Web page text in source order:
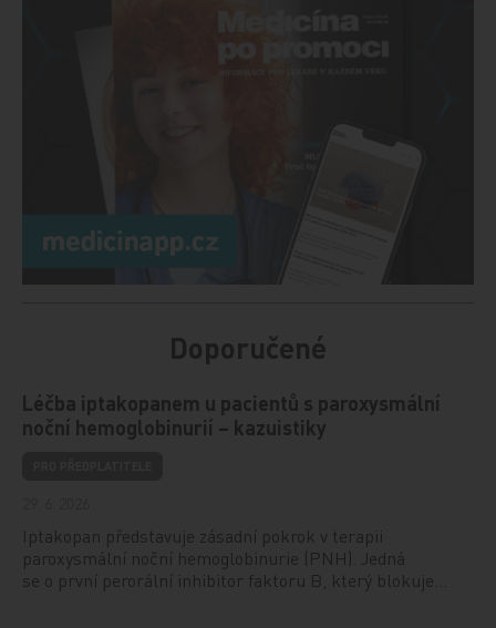
Doporučené
Léčba iptakopanem u pacientů s paroxysmální
noční hemoglobinurií – kazuistiky
Iptakopan představuje zásadní pokrok v terapii
paroxysmální noční hemoglobinurie (PNH). Jedná
se o první perorální inhibitor faktoru B, který blokuje…